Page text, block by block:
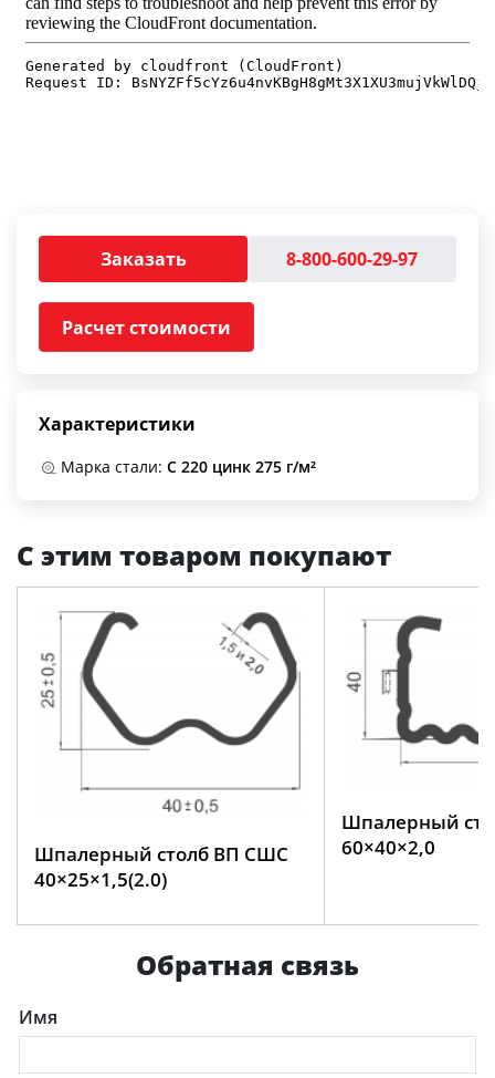
Заказать 8-800-600-29-97
Расчет стоимости
Характеристики
Марка стали: С 220 цинк 275 г/м²
С этим товаром покупают
Шпалерный столб ВП СШС
40×25×1,5(2.0)
Шпалерный
60×40×2,0
Обратная связь
Имя